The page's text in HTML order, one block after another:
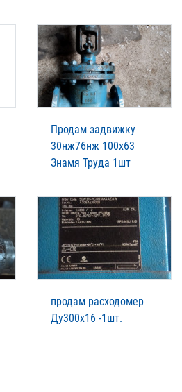
Продам задвижку
30нж76нж 100х63
Знамя Труда 1шт
продам расходомер
Ду300х16 -1шт.